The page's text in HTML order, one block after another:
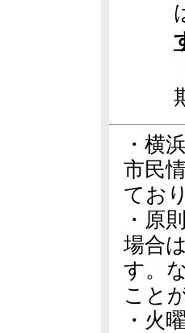
・横
市民
てお
・原
場合
す。
こと
・火